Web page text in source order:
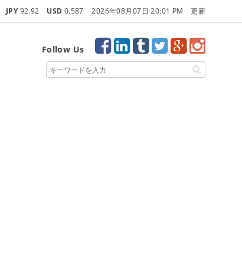
JPY92.92 USD 0.587 2026年08月07日 20:01 PM 更新
Follow Us